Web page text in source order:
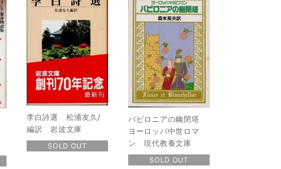
李白詩選 松浦友久/
編訳 岩波文庫
SOLD OUT
バビロニアの幽閉塔
ヨーロッパ中世ロマ
ン 現代教養文庫
SOLD OUT